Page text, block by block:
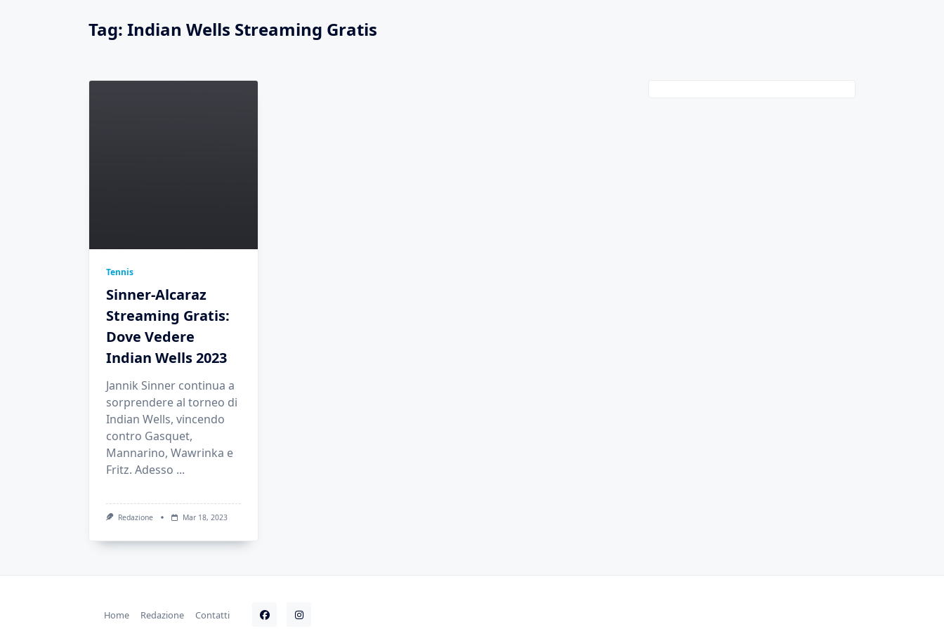
Tag: Indian Wells Streaming Gratis
Tennis
Sinner-Alcaraz
Streaming Gratis:
Dove Vedere
Indian Wells 2023
Jannik Sinner continua a
sorprendere al torneo di
Indian Wells, vincendo
contro Gasquet,
Mannarino, Wawrinka e
Fritz. Adesso ...
Redazione Mar 18, 2023
Home Redazione Contatti